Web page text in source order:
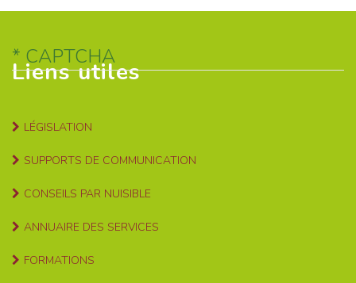
Liens utiles
LÉGISLATION
SUPPORTS DE COMMUNICATION
CONSEILS PAR NUISIBLE
ANNUAIRE DES SERVICES
FORMATIONS
CAPTCHA